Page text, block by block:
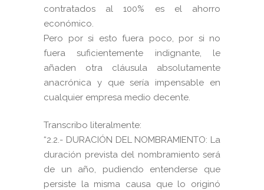
contratados al 100% es el ahorro
económico.
Pero por si esto fuera poco, por si no
fuera suficientemente indignante, le
añaden otra cláusula absolutamente
anacrónica y que sería impensable en
cualquier empresa medio decente.
Transcribo literalmente:
“2.2.- DURACIÓN DEL NOMBRAMIENTO: La
duración prevista del nombramiento será
de un año, pudiendo entenderse que
persiste la misma causa que lo originó